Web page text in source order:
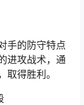
手的防守特点
进攻战术，通
得胜利。